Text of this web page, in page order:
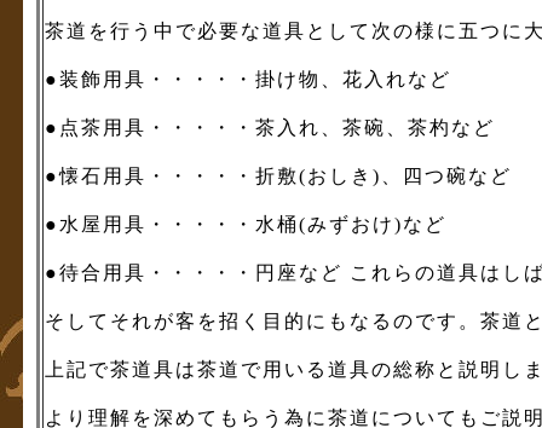
茶道を行う中で必要な道具として次の様に五つに
●装飾用具・・・・・掛け物、花入れなど
●点茶用具・・・・・茶入れ、茶碗、茶杓など
●懐石用具・・・・・折敷(おしき)、四つ碗など
●水屋用具・・・・・水桶(みずおけ)など
●待合用具・・・・・円座など これらの道具はし
そしてそれが客を招く目的にもなるのです。茶道
上記で茶道具は茶道で用いる道具の総称と説明し
より理解を深めてもらう為に茶道についてもご説